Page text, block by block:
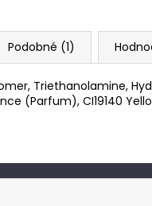
Podobné (1)
Triethanolamine,
(Parfum), CI19140